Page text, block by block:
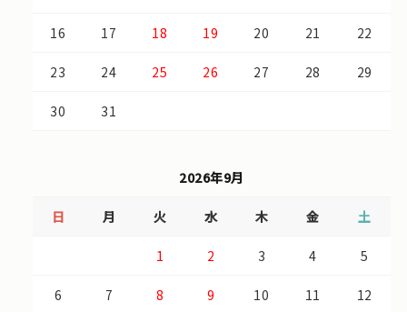
16 17 18 19 20 21 22
23 24 25 26 27 28 29
30 31
2026年9月
日 月 火 水 木 金 土
1 2 3 4 5
6 7 8 9 10 11 12